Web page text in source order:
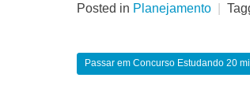
Posted in Planejamento
Passar em Concurso Estudando 20